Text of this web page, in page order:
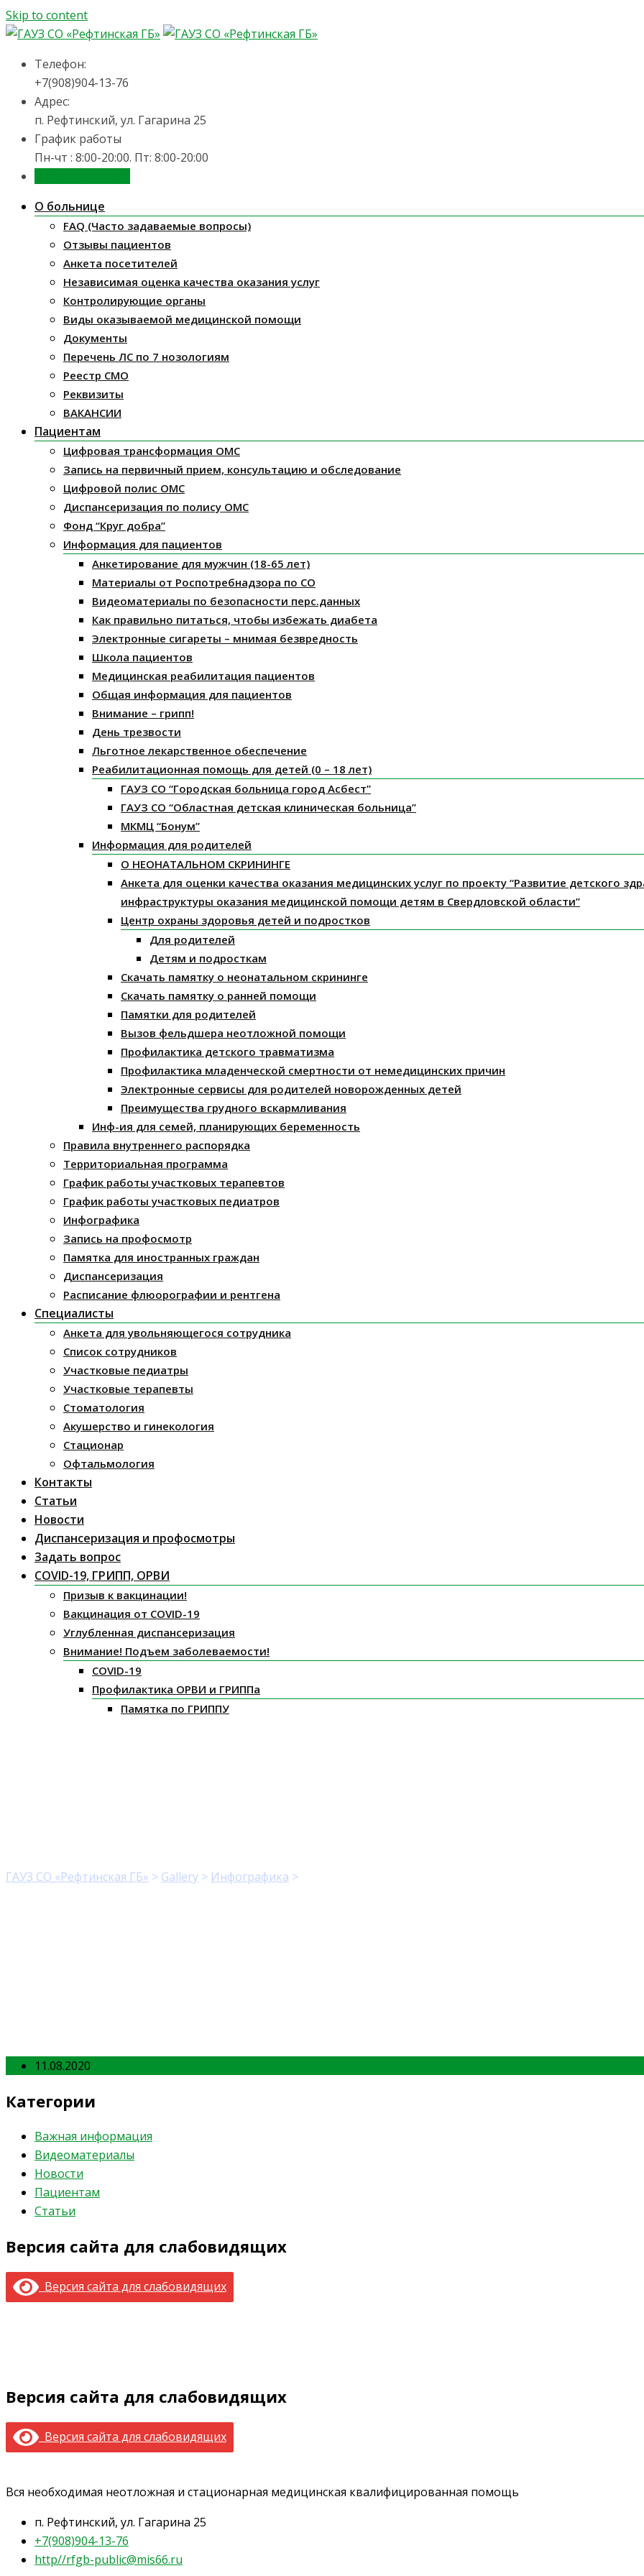
Skip to content
Телефон:
+7(908)904-13-76
Адрес:
п. Рефтинский, ул. Гагарина 25
График работы
Пн-чт : 8:00-20:00. Пт: 8:00-20:00
О больнице
FAQ (Часто задаваемые вопросы)
Отзывы пациентов
Анкета посетителей
Независимая оценка качества оказания услуг
Контролирующие органы
Виды оказываемой медицинской помощи
Документы
Перечень ЛС по 7 нозологиям
Реестр СМО
Реквизиты
ВАКАНСИИ
Пациентам
Цифровая трансформация ОМС
Запись на первичный прием, консультацию и обследование
Цифровой полис ОМС
Диспансеризация по полису ОМС
Фонд “Круг добра”
Информация для пациентов
Анкетирование для мужчин (18-65 лет)
Материалы от Роспотребнадзора по СО
Видеоматериалы по безопасности перс.данных
Как правильно питаться, чтобы избежать диабета
Электронные сигареты – мнимая безвредность
Школа пациентов
Медицинская реабилитация пациентов
Общая информация для пациентов
Внимание – грипп!
День трезвости
Льготное лекарственное обеспечение
Реабилитационная помощь для детей (0 – 18 лет)
ГАУЗ СО “Городская больница город Асбест”
ГАУЗ СО “Областная детская клиническая больница”
МКМЦ “Бонум”
Информация для родителей
О НЕОНАТАЛЬНОМ СКРИНИНГЕ
Анкета для оценки качества оказания медицинских услуг по проекту “Развитие детского
инфраструктуры оказания медицинской помощи детям в Свердловской области”
Центр охраны здоровья детей и подростков
Для родителей
Детям и подросткам
Скачать памятку о неонатальном скрининге
Скачать памятку о ранней помощи
Памятки для родителей
Вызов фельдшера неотложной помощи
Профилактика детского травматизма
Профилактика младенческой смертности от немедицинских причин
Электронные сервисы для родителей новорожденных детей
Преимущества грудного вскармливания
Инф-ия для семей, планирующих беременность
Правила внутреннего распорядка
Территориальная программа
График работы участковых терапевтов
График работы участковых педиатров
Инфографика
Запись на профосмотр
Памятка для иностранных граждан
Диспансеризация
Расписание флюорографии и рентгена
Специалисты
Анкета для увольняющегося сотрудника
Список сотрудников
Участковые педиатры
Участковые терапевты
Стоматология
Акушерство и гинекология
Стационар
Офтальмология
Контакты
Статьи
Новости
Диспансеризация и профосмотры
Задать вопрос
COVID-19, ГРИПП, ОРВИ
Призыв к вакцинации!
Вакцинация от COVID-19
Углубленная диспансеризация
Внимание! Подъем заболеваемости!
COVID-19
Профилактика ОРВИ и ГРИППа
Памятка по ГРИППУ
ГАУЗ СО «Рефтинская ГБ» > Gallery > Инфографика >
11.08.2020
Категории
Важная информация
Видеоматериалы
Новости
Пациентам
Статьи
Версия сайта для слабовидящих
Версия сайта для слабовидящих
Версия сайта для слабовидящих
Версия сайта для слабовидящих
Вся необходимая неотложная и стационарная медицинская квалифицированная помощь
п. Рефтинский, ул. Гагарина 25
+7(908)904-13-76
http//rfgb-public@mis66.ru